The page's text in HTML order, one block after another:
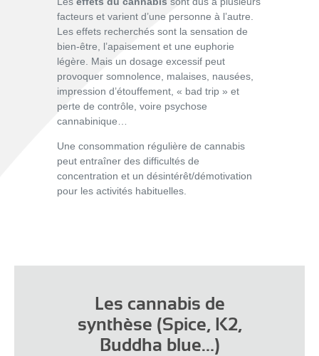
facteurs et varient d’une personne à l’autre.
Les effets recherchés sont la sensation de
bien-être, l’apaisement et une euphorie
légère. Mais un dosage excessif peut
provoquer somnolence, malaises, nausées,
impression d’étouffement, « bad trip » et
perte de contrôle, voire psychose
cannabinique…
Une consommation régulière de cannabis
peut entraîner des difficultés de
concentration et un désintérêt/démotivation
pour les activités habituelles.
Les cannabis de
synthèse (Spice, K2,
Buddha blue…)